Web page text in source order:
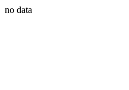
no data